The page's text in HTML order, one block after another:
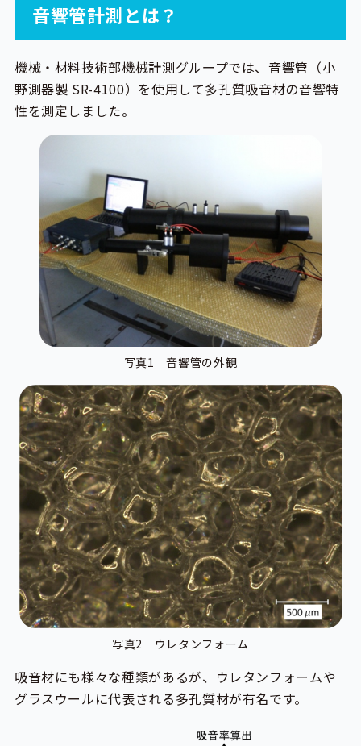
音響管計測とは？
機械・材料技術部機械計測グループでは、音響管（小
野測器製 SR-4100）を使用して多孔質吸音材の音響特
性を測定しました。
写真1 音響管の外観
写真2 ウレタンフォーム
吸音材にも様々な種類があるが、ウレタンフォームや
グラスウールに代表される多孔質材が有名です。